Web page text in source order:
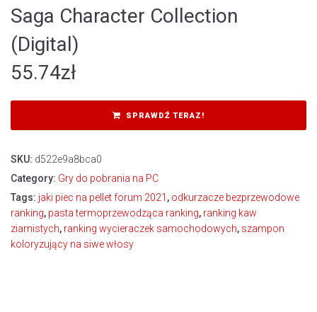
Saga Character Collection
(Digital)
55.74zł
SPRAWDŹ TERAZ!
SKU: d522e9a8bca0
Category: Gry do pobrania na PC
Tags: jaki piec na pellet forum 2021 , odkurzacze bezprzewodowe
ranking, pasta termoprzewodząca ranking, ranking kaw
ziarnistych, ranking wycieraczek samochodowych, szampon
koloryzujący na siwe włosy